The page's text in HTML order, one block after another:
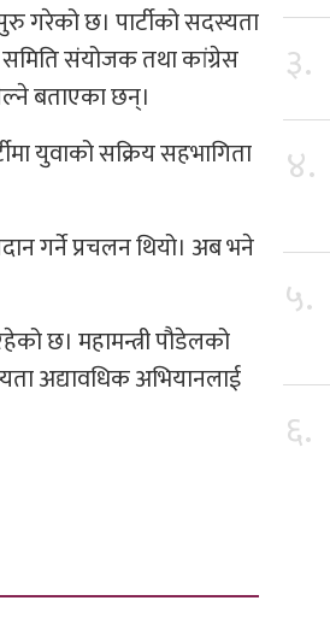
गरेको छ। पार्टीको सदस्यता
संयोजक तथा कांग्रेस
बताएका छन्।
युवाको सक्रिय सहभागिता
गर्ने प्रचलन थियो। अब भने
छ। महामन्त्री पौडेलको
अद्यावधिक अभियानलाई
३.
४.
५.
६.